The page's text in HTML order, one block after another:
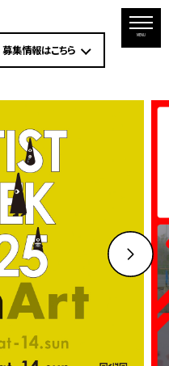
募集情報はこちら
MENU